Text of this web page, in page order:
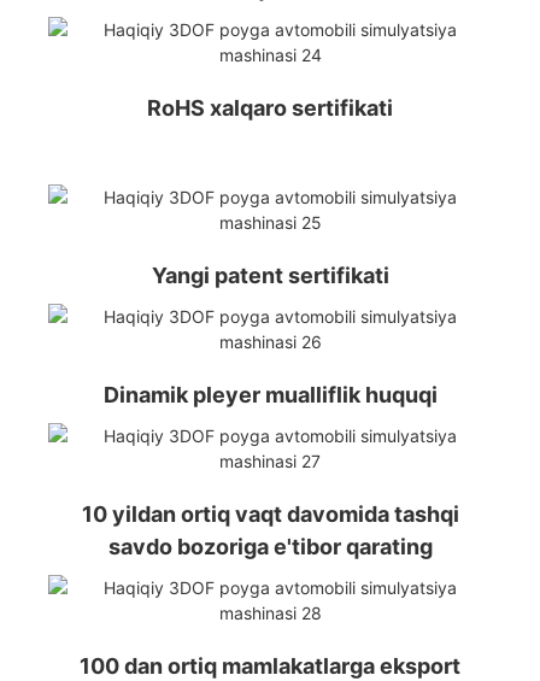
RoHS xalqaro sertifikati
Yangi patent sertifikati
Dinamik pleyer mualliflik huquqi
10 yildan ortiq vaqt davomida tashqi
savdo bozoriga e'tibor qarating
100 dan ortiq mamlakatlarga eksport